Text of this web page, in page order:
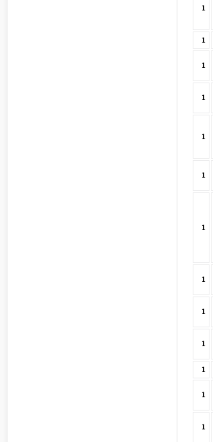
1
1
1
1
1
1
1
1
1
1
1
1
1